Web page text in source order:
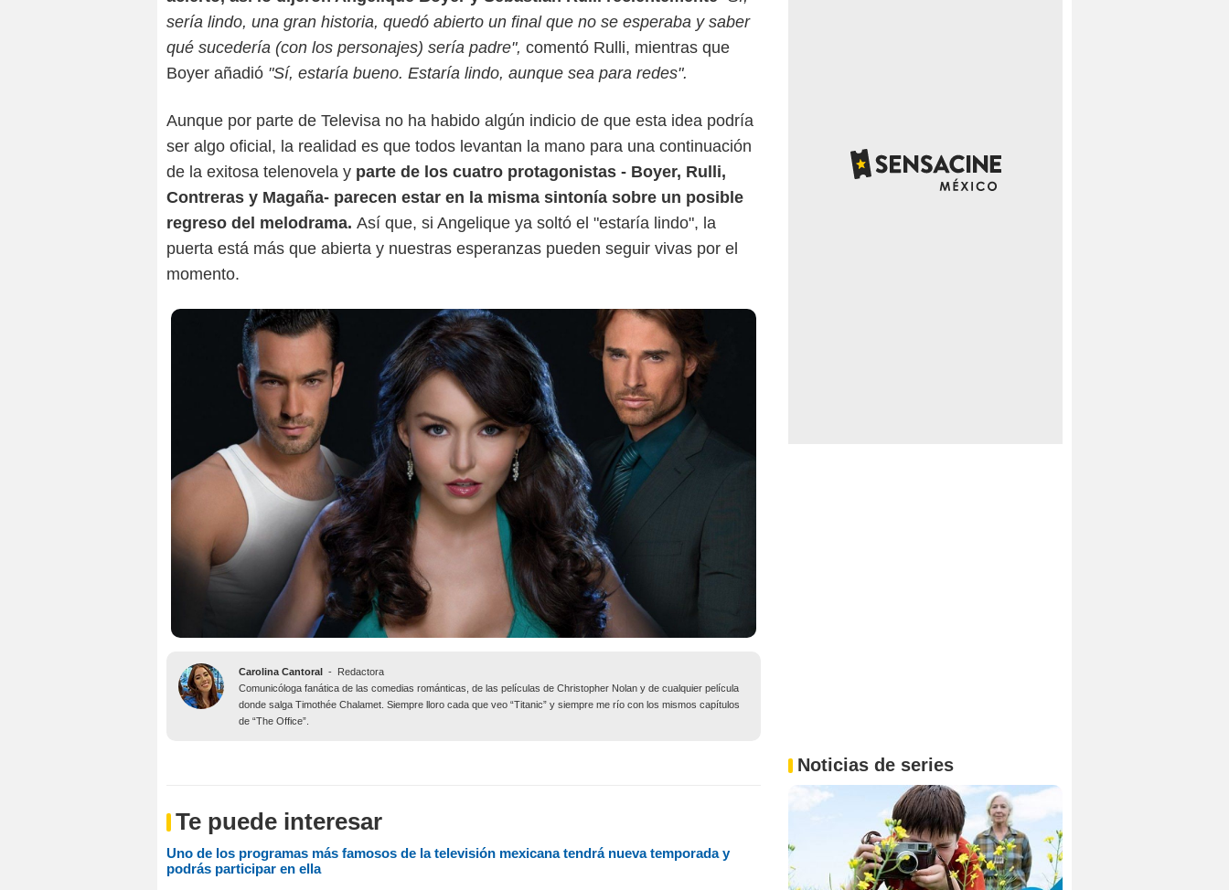
sería lindo, una gran historia, quedó abierto un final que no se esperaba y saber
qué sucedería (con los personajes) sería padre", comentó Rulli, mientras que
Boyer añadió "Sí, estaría bueno. Estaría lindo, aunque sea para redes".
Aunque por parte de Televisa no ha habido algún indicio de que esta idea podría
ser algo oficial, la realidad es que todos levantan la mano para una continuación
de la exitosa telenovela y parte de os cuatro protagonistas - Boyer, Rulli,
Contreras y Magaña- parecen estar en la misma sintonía sobre un posible
regreso del melodrama. Así que, si Angelique ya soltó el "estaría lindo", la
puerta está más que abierta y nuestras esperanzas pueden seguir vivas por el
momento.
Carolina Cantoral - Redactora
Comunicóloga fanática de las comedias románticas, de las películas de Christopher Nolan y de cualquier película
donde salga Timothée Chalamet. Siempre lloro cada que veo “Titanic” y siempre me río con los mismos capítulos
de “The Office”.
Te puede interesar
Uno de los programas más famosos de la televisión mexicana tendrá nueva temporada y
podrás participar en ella
Noticias de series